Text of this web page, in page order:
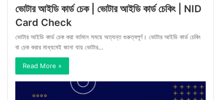
ভোটার আইডি কার্ড চেক | ভোটার আইডি কার্ড চেকিং | NID
Card Check
ভোটার আইডি কার্ড চেক করা বর্তমান সময়ে অত্যন্ত গুরুত্বপূর্ণ। ভোটার আইডি কার্ড চেকিং
বা চেক করার মাধ্যমেই জানা যায় ভোটার…
Read More »